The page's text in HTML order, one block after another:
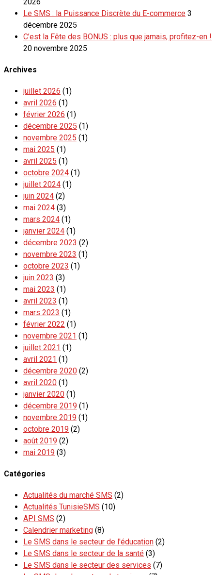
Le SMS : la Puissance Discrète du E-commerce 3
décembre 2025
C’est la Fête des BONUS : plus que jamais, profitez-en !
20 novembre 2025
Archives
juillet 2026 (1)
avril 2026 (1)
février 2026 (1)
décembre 2025 (1)
novembre 2025 (1)
mai 2025 (1)
avril 2025 (1)
octobre 2024 (1)
juillet 2024 (1)
juin 2024 (2)
mai 2024 (3)
mars 2024 (1)
janvier 2024 (1)
décembre 2023 (2)
novembre 2023 (1)
octobre 2023 (1)
juin 2023 (3)
mai 2023 (1)
avril 2023 (1)
mars 2023 (1)
février 2022 (1)
novembre 2021 (1)
juillet 2021 (1)
avril 2021 (1)
décembre 2020 (2)
avril 2020 (1)
janvier 2020 (1)
décembre 2019 (1)
novembre 2019 (1)
octobre 2019 (2)
août 2019 (2)
mai 2019 (3)
Catégories
Actualités du marché SMS (2)
Actualités TunisieSMS (10)
API SMS (2)
Calendrier marketing (8)
Le SMS dans le secteur de l'éducation (2)
Le SMS dans le secteur de la santé (3)
Le SMS dans le secteur des services (7)